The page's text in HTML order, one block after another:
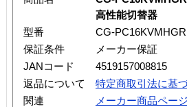
高性能切替器
型番
CG-PC16KVMHGR
保証条件
メーカー保証
JANコード
4519157008815
返品について
特定商取引法に基
関連
メーカー商品ペー